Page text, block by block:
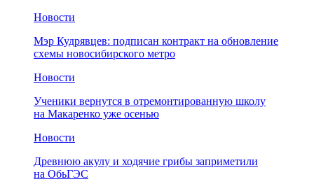
Новости
Мэр Кудрявцев: подписан контракт на обновление
схемы новосибирского метро
Новости
Ученики вернутся в отремонтированную школу
на Макаренко уже осенью
Новости
Древнюю акулу и ходячие грибы заприметили
на ОбьГЭС